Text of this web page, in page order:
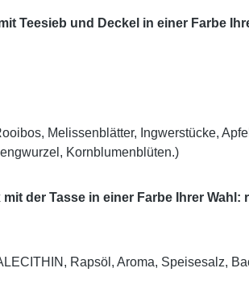
Teesieb und Deckel in einer Farbe
Melissenblätter, Ingwerstücke,
Kornblumenblüten.)
der Tasse in einer Farbe Ihrer Wahl:
Rapsöl, Aroma, Speisesalz,